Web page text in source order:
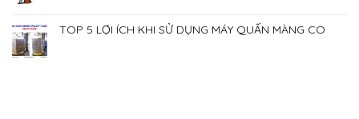
TOP 5 LỢI ÍCH KHI SỬ DỤNG MÁY QUẤN MÀNG CO